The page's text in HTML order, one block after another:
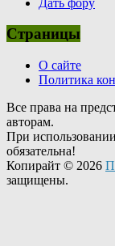
Страницы
О сайте
Политика
Все права на
авторам.
При
обязательна!
Копирайт © 2026
защищены.